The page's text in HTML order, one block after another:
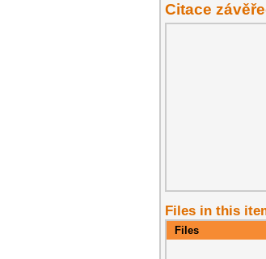
Citace
Files in this
Files